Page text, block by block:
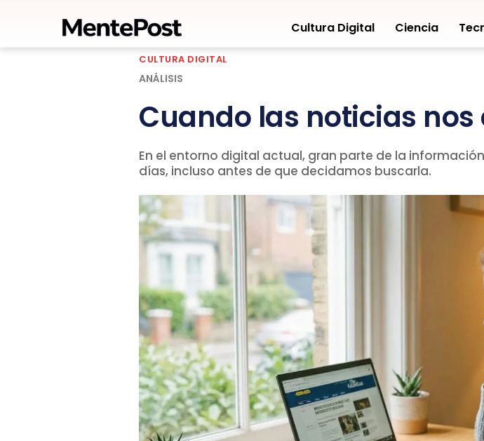
Cultura Digital Ciencia
CULTURA DIGITAL
ANÁLISIS
Cuando las noticias
En el entorno digital actual, gran parte de la
días, incluso antes de que decidamos buscarla.